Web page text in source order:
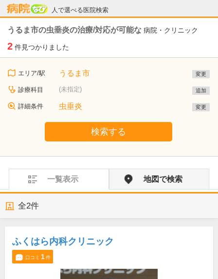
人で選べる医院検索
病院なび
うるま市の虫垂炎の治療/対応が可能な 病院・クリニック
2 件見つかりました
エリア/駅 うるま市 変更
診療科目 (未指定) 追加
詳細条件 虫垂炎 変更
検索する
一覧表示 地図で検索
全2件
ふくはら内科クリニック
口コミ 1件